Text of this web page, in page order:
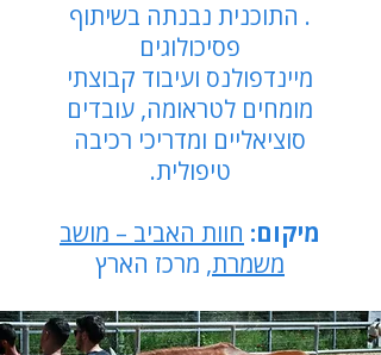
. התוכנית נבנתה בשיתוף
פסיכולוגים
מיינדפולנס ועיבוד קבוצתי
מומחים לטראומה, עובדים
סוציאליים ומדריכי רכיבה
טיפולית.
מיקום: חוות האביב – מושב
משמרת, מרכז הארץ